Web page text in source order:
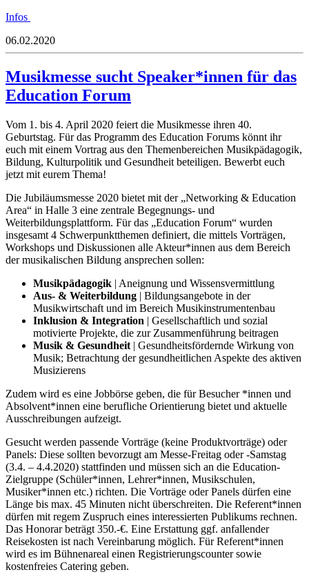
Infos
06.02.2020
Musikmesse sucht Speaker*innen für das
Education Forum
Vom 1. bis 4. April 2020 feiert die Musikmesse ihren 40.
Geburtstag. Für das Programm des Education Forums könnt ihr
euch mit einem Vortrag aus den Themenbereichen Musikpädagogik,
Bildung, Kulturpolitik und Gesundheit beteiligen. Bewerbt euch
jetzt mit eurem Thema!
Die Jubiläumsmesse 2020 bietet mit der „Networking & Education
Area“ in Halle 3 eine zentrale Begegnungs- und
Weiterbildungsplattform. Für das „Education Forum“ wurden
insgesamt 4 Schwerpunktthemen definiert, die mittels Vorträgen,
Workshops und Diskussionen alle Akteur*innen aus dem Bereich
der musikalischen Bildung ansprechen sollen:
Musikpädagogik | Aneignung und Wissensvermittlung
Aus- & Weiterbildung | Bildungsangebote in der
Musikwirtschaft und im Bereich Musikinstrumentenbau
Inklusion & Integration | Gesellschaftlich und sozial
motivierte Projekte, die zur Zusammenführung beitragen
Musik & Gesundheit | Gesundheitsfördernde Wirkung von
Musik; Betrachtung der gesundheitlichen Aspekte des aktiven
Musizierens
Zudem wird es eine Jobbörse geben, die für Besucher *innen und
Absolvent*innen eine berufliche Orientierung bietet und aktuelle
Ausschreibungen aufzeigt.
Gesucht werden passende Vorträge (keine Produktvorträge) oder
Panels: Diese sollten bevorzugt am Messe-Freitag oder -Samstag
(3.4. – 4.4.2020) stattfinden und müssen sich an die Education-
Zielgruppe (Schüler*innen, Lehrer*innen, Musikschulen,
Musiker*innen etc.) richten. Die Vorträge oder Panels dürfen eine
Länge bis max. 45 Minuten nicht überschreiten. Die Referent*innen
dürfen mit regem Zuspruch eines interessierten Publikums rechnen.
Das Honorar beträgt 350.-€. Eine Erstattung ggf. anfallender
Reisekosten ist nach Vereinbarung möglich. Für Referent*innen
wird es im Bühnenareal einen Registrierungscounter sowie
kostenfreies Catering geben.